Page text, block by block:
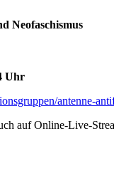
Neofaschismus
Uhr
antenne-
auf Online-Live-